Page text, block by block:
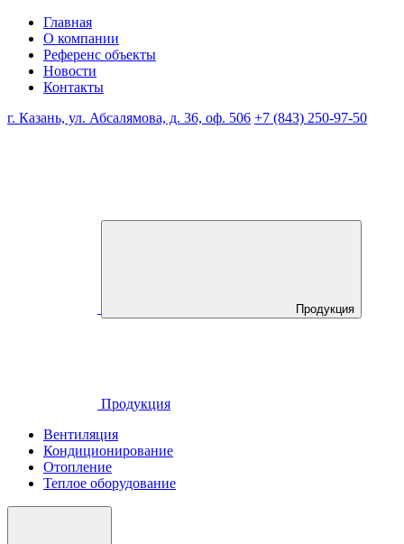
Главная
О компании
Референс объекты
Новости
Контакты
г. Казань, ул. Абсалямова, д. 36, оф. 506 +7 (843) 250-97-50
Продукция
Продукция
Вентиляция
Кондиционирование
Отопление
Теплое оборудование